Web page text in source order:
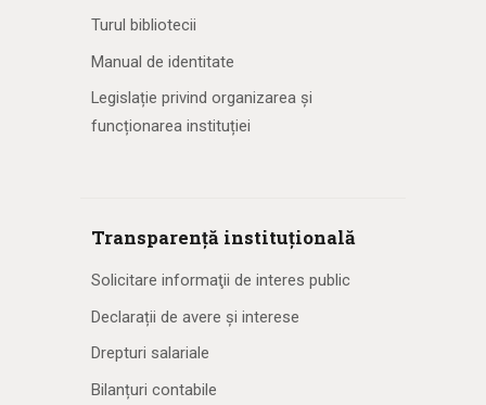
Turul bibliotecii
Manual de identitate
Legislație privind organizarea și
funcționarea instituției
Transparență instituțională
Solicitare informaţii de interes public
Declarații de avere și interese
Drepturi salariale
Bilanțuri contabile